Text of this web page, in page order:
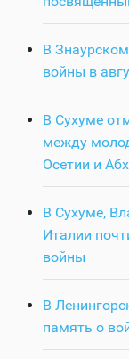
В
войны в
В Сухуме
между
Осетии и
В Сухуме,
Италии
войны
В
память о